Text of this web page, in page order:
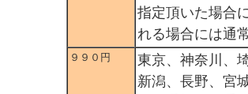
指定頂いた場合
れる場合には通
９９０円
東京、神奈川、
新潟、長野、宮